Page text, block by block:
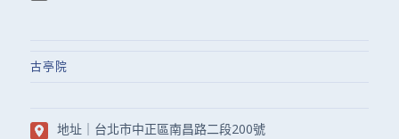
古亭院
地址｜ 台北市中正區南昌路二段200號